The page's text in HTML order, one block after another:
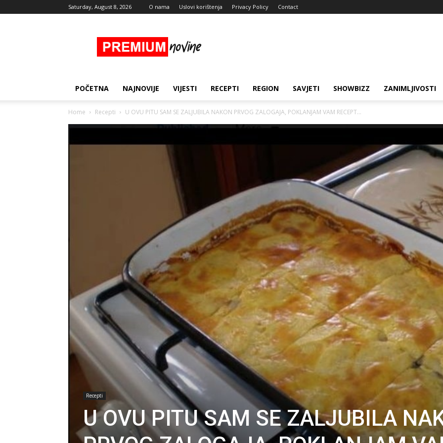
Saturday, August 8, 2026 O nama Uslovi korištenja Privacy Policy Contact
Novine
POČETNA NAJNOVIJE VIJESTI RECEPTI REGION SAVJETI SHOWBIZZ ZANIMLJIVOSTI
Home Recepti U OVU PITU SAM SE ZALJUBILA NAKON PRVOG ZALOGAJA, POKLANJAM VAM RECEPT...
Recepti
U OVU PITU SAM SE ZALJUBILA